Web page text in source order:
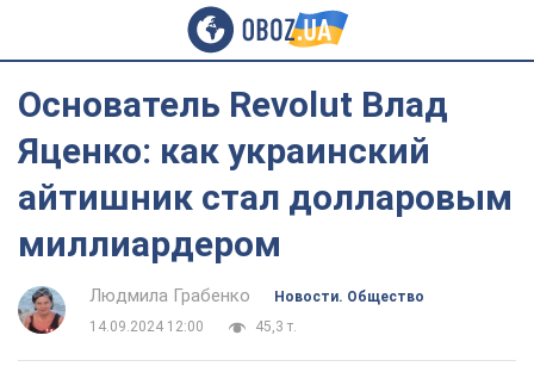
Основатель Revolut Влад
Яценко: как украинский
айтишник стал долларовым
миллиардером
Людмила Грабенко
Новости. Общество
14.09.2024 12:00
45,3 т.